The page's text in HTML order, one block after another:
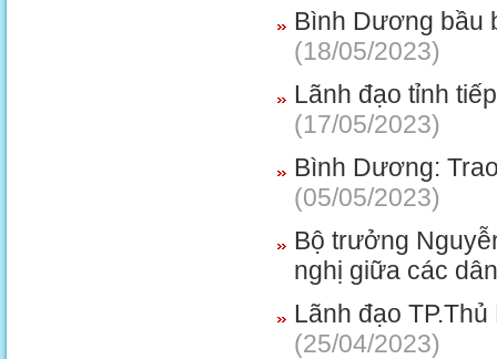
Bình Dương bầu
(18/05/2023)
Lãnh đạo tỉnh
(17/05/2023)
Bình Dương:
(05/05/2023)
Bộ trưởng
nghị giữa các
Lãnh đạo
(25/04/2023)